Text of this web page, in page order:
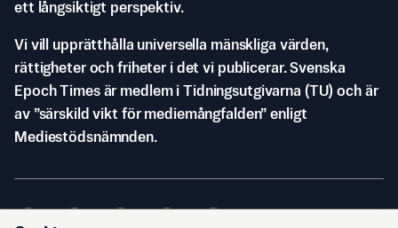
ett långsiktigt perspektiv.
Vi vill upprätthålla universella mänskliga värden,
rättigheter och friheter i det vi publicerar. Svenska
Epoch Times är medlem i Tidningsutgivarna (TU) och är
av ”särskild vikt för mediemångfalden” enligt
Mediestödsnämnden.